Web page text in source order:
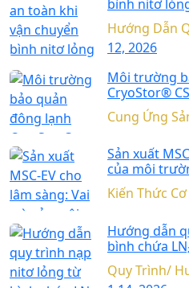
bình nitơ
Hướng Dẫn
12, 2026
Môi trường
CryoStor®
chuẩn cGMP
Cung Ứng
Sản xuất
của môi
Kiến Thức
Hướng dẫn
bình chứa
sinh học
Quy Trình/